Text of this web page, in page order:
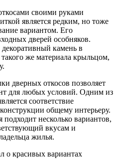
своими руками
является редким, но тоже
вариантом. Его
дверей особняков.
камень в
же материала крыльцом,
дверных откосов позволяет
для любых условий. Одним из
соответствие
общему интерьеру.
несколько вариантов,
вкусам и
жилья.
о красивых вариантах